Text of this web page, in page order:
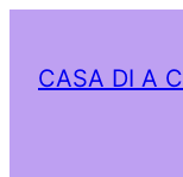
CASA DI A